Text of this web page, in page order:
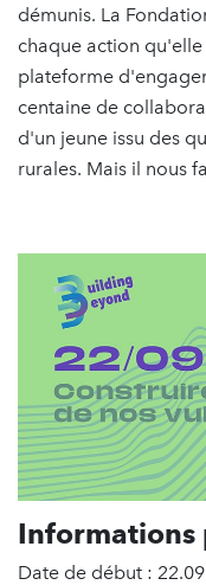
démunis. La
chaque action
plateforme
centaine de
d'un jeune issu des
rurales. Mais il nous
Informations
Date de début :